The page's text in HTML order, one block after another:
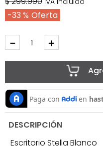
33 %
＋
－
DESCRIPCIÓN
Escritorio Stella Blanco